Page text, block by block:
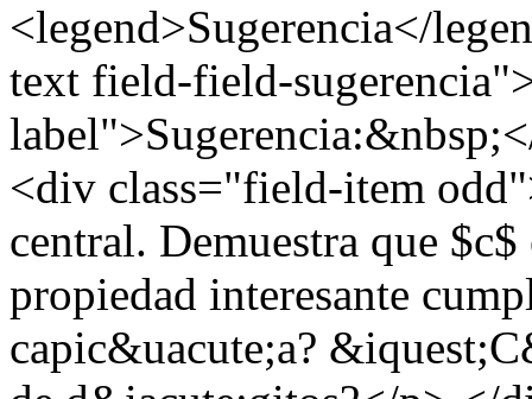
<legend>Sugerencia</
text field-field-
<div class="field-item
central. Demuestra que
propiedad interesante
capic&uacute;a?